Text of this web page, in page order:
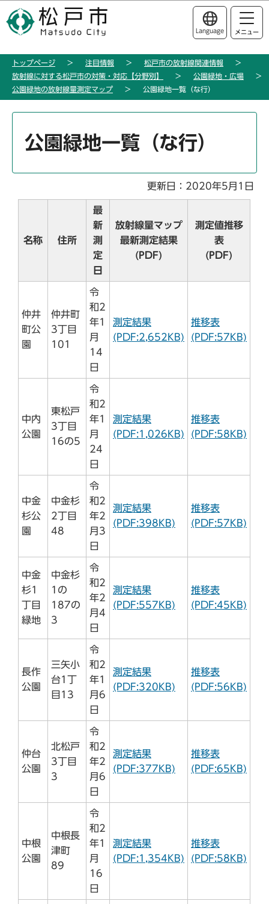
の
ー
このページの本文へ移動
Language メニュー
トップページ 注目情報
松戸市の放射線関連情報
放射線に対する松戸市の対策・対応【分野別】
公園緑地・広場
公園緑地の放射線量測定マップ
公園緑地一覧（な行）
公園緑地一覧（な行）
更新日：2020年5月1日
名称 住所
最
新
測
定
日
放射線量マップ
最新測定結果
(PDF)
測定値推移
表
(PDF)
仲井
町公
園
仲井町
3丁目
101
令
和2
年1
月
14
日
測定結果
(PDF:2,652KB)
推移表
(PDF:57KB)
中内
公園
東松戸
3丁目
16の5
令
和2
年1
月
24
日
測定結果
(PDF:1,026KB)
推移表
(PDF:58KB)
中金
杉公
園
中金杉
2丁目
48
令
和2
年2
月3
日
測定結果
(PDF:398KB)
推移表
(PDF:57KB)
中金
杉1
丁目
緑地
中金杉
1の
187の
3
令
和2
年2
月4
日
測定結果
(PDF:557KB)
推移表
(PDF:45KB)
長作
公園
三矢小
台1丁
目13
令
和2
年1
月6
日
測定結果
(PDF:320KB)
推移表
(PDF:56KB)
仲台
公園
北松戸
3丁目
3
令
和2
年2
月6
日
測定結果
(PDF:377KB)
推移表
(PDF:65KB)
中根
公園
中根長
津町
89
令
和2
年1
月
16
日
測定結果
(PDF:1,354KB)
推移表
(PDF:58KB)